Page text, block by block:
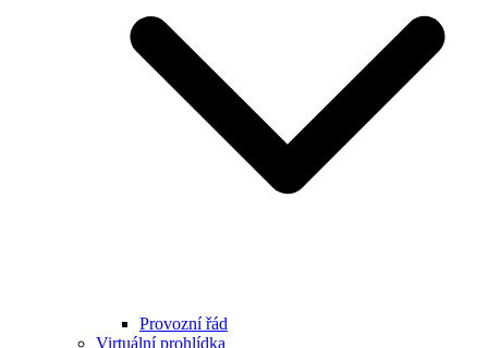
Provozní řád
Virtuální prohlídka